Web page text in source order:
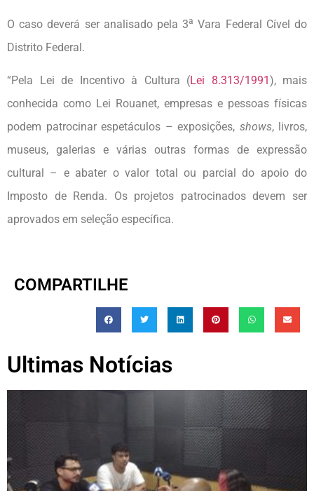
O caso deverá ser analisado pela 3a Vara Federal Cível do
Distrito Federal.
“Pela Lei de Incentivo à Cultura (Lei 8.313/1991 ), mais
conhecida como Lei Rouanet, empresas e pessoas físicas
podem patrocinar espetáculos – exposições, shows, livros,
museus, galerias e várias outras formas de expressão
cultural – e abater o valor total ou parcial do apoio do
Imposto de Renda. Os projetos patrocinados devem ser
aprovados em seleção específica.
COMPARTILHE
Ultimas Notícias